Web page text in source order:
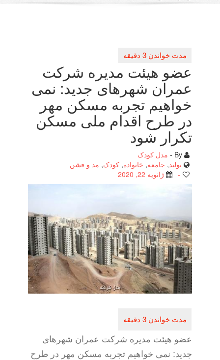
عضو هیئت مدیره شركت
عمران شهرهای جدید: نمی
خواهیم تجربه مسكن مهر
در طرح اقدام ملی مسكن
تكرار شود
مدل کودک
جامعه,خانواده, کودک,مد و فشن
ژانویه 22, 2020
عضو هیئت مدیره شركت عمران شهرهای
جدید: نمی خواهیم تجربه مسكن مهر در طرح